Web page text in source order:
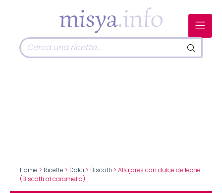
Home > Ricette > Dolci > Biscotti > Alfajores con dulce de leche
(Biscotti al caramello)